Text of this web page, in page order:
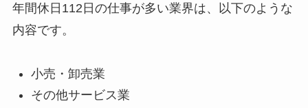
年間休日112日の仕事が多い業界は、以下のような
内容です。
小売・卸売業
その他サービス業